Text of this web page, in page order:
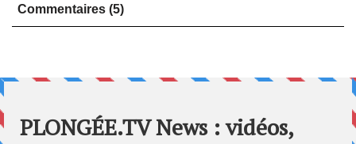
Commentaires (5)